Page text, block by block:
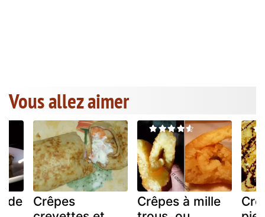
Vous allez aimer
de
Crêpes
Crêpes à mille